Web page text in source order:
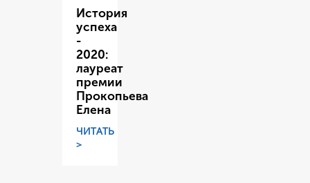
История
успеха
-
2020:
лауреат
премии
Прокопьева
Елена
ЧИТАТЬ
>